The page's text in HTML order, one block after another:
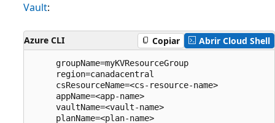
Vault:
Azure CLI Copiar Abrir Cloud Shell
     groupName=myKVResourceGroup
     region=canadacentral
     csResourceName=<cs-resource-name>
     appName=<app-name>
     vaultName=<vault-name>
     planName=<plan-name>